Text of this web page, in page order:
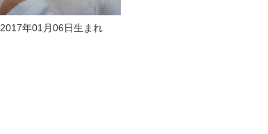
2017年01月06日生まれ